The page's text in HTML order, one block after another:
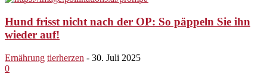
Hund frisst nicht nach der OP: So päppeln Sie ihn
wieder auf!
Ernährung tierherzen - 30. Juli 2025
0